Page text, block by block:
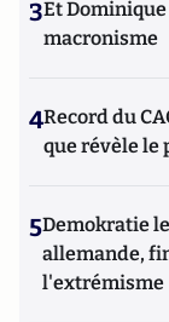
3Et
macronisme
4Record du
que révèle le
5Demokratie
allemande,
l'extrémisme